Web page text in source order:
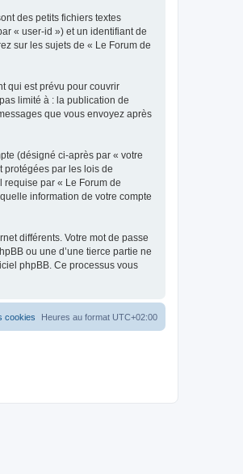
des petits fichiers textes
« user-id ») et un identifiant de
sur les sujets de « Le Forum de
qui est prévu pour couvrir
limité à : la publication de
que vous envoyez après
(désigné ci-après par « votre
protégées par les lois de
requise par « Le Forum de
information de votre compte
différents. Votre mot de passe
ou une d’une tierce partie ne
phpBB. Ce processus vous
Heures au format UTC+02:00
cookies